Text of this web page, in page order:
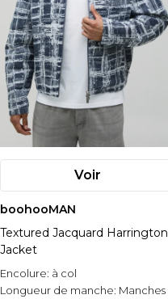
Voir
boohooMAN
Textured Jacquard Harrington
Jacket
Encolure: à col
Longueur de manche: Manches